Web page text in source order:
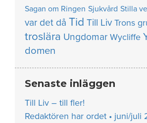
Sagan om Ringen Sjukvård Stilla
var det då Tid Till Liv Trons
troslära Ungdomar Wycliffe
domen
Senaste inläggen
Till Liv – till fler!
Redaktören har ordet • juni/juli